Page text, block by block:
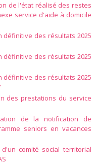
de l'état réalisé des restes
service d'aide à domicile
définitive des résultats 2025
définitive des résultats 2025
définitive des résultats 2025
des prestations du service
de la notification de
seniors en vacances
comité social territorial